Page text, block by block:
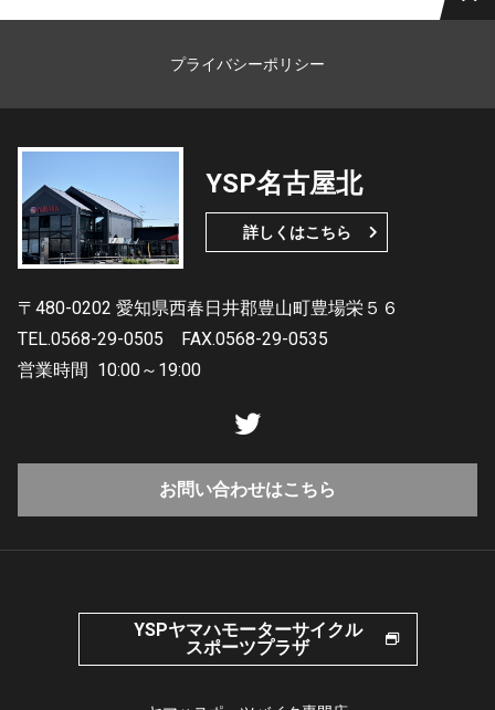
プライバシーポリシー
YSP名古屋北
詳しくはこちら
〒480-0202 愛知県西春日井郡豊山町豊場栄５６
TEL.0568-29-0505
FAX.0568-29-0535
営業時間 10:00～19:00
お問い合わせはこちら
YSPヤマハモーターサイクル
スポーツプラザ